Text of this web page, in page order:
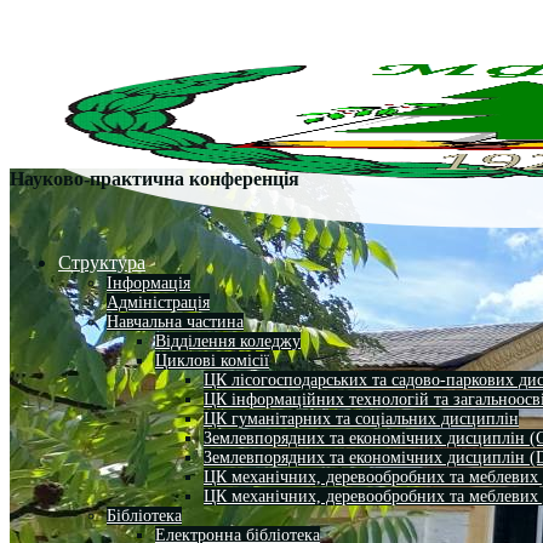
Структура
Інформація
Адміністрація
Навчальна частина
Відділення коледжу
Циклові комісії
ЦК лісогосподарських та садово-паркових
ЦК інформаційних технологій та
ЦК гуманітарних та соціальних дисциплін
Землевпорядних та економічних дисциплін
Землевпорядних та економічних дисциплін
ЦК механічних, деревообробних та
ЦК механічних, деревообробних та
Бібліотека
Електронна бібліотека
Науково-практична конференція